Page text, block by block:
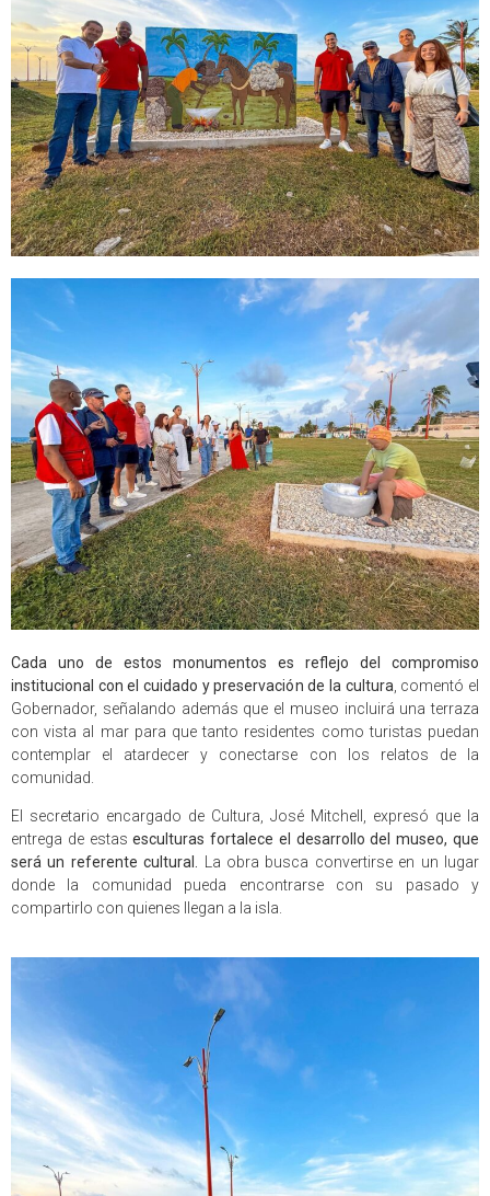
Cada uno de estos monumentos es reflejo del compromiso
institucional con el cuidado y preservación de la cultura , comentó el
Gobernador, señalando además que el museo incluirá una terraza
con vista al mar para que tanto residentes como turistas puedan
contemplar el atardecer y conectarse con los relatos de la
comunidad.
El secretario encargado de Cultura, José Mitchell, expresó que la
entrega de estasesculturas fortalece el desarrollo del museo, que
será un referente cultural.
La obra busca convertirse en un lugar
donde la comunidad pueda encontrarse con su pasado y
compartirlo con quienes llegan a la isla.